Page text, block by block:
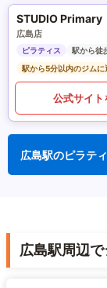
STUDIO Primary
広島店
ピラティス
駅から徒
駅から5分以内のジムに
公式サイト
広島駅のピラテ
広島駅周辺